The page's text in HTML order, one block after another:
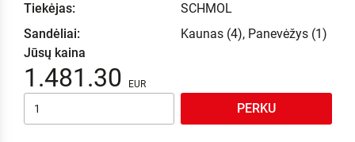
Tiekėjas:
SCHMOL
Sandėliai:
Kaunas (4), Panevėžys (1)
Jūsų kaina
1.481.30
PERKU